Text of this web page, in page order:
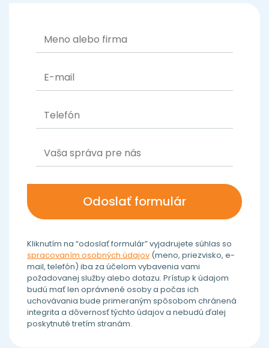
Kliknutím na “odoslať formulár” vyjadrujete súhlas so
spracovaním osobných údajov (meno, priezvisko, e-
mail, telefón) iba za účelom vybavenia vami
požadovanej služby alebo dotazu. Prístup k údajom
budú mať len oprávnené osoby a počas ich
uchovávania bude primeraným spôsobom chránená
integrita a dôvernosť týchto údajov a nebudú ďalej
poskytnuté tretím stranám.